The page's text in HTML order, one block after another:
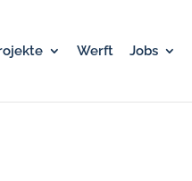
Werft Jobs